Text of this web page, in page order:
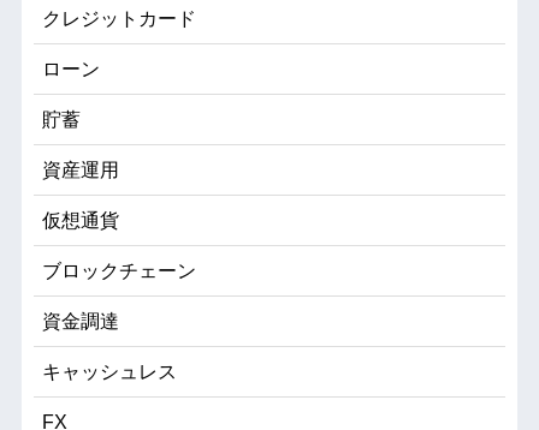
クレジットカード
ローン
貯蓄
資産運用
仮想通貨
ブロックチェーン
資金調達
キャッシュレス
FX